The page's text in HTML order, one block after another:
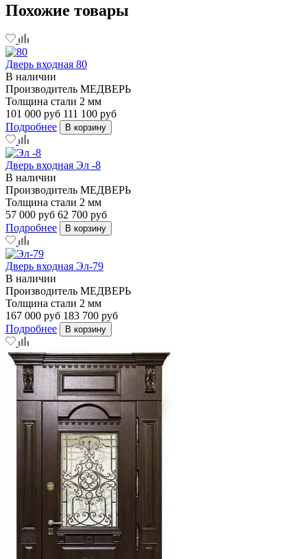
Похожие товары
Дверь входная 80
В наличии
Производитель МЕДВЕРЬ
Толщина стали 2 мм
101 000 руб 111 100 руб
Подробнее
В корзину
Дверь входная Эл -8
В наличии
Производитель МЕДВЕРЬ
Толщина стали 2 мм
57 000 руб 62 700 руб
Подробнее
В корзину
Дверь входная Эл-79
В наличии
Производитель МЕДВЕРЬ
Толщина стали 2 мм
167 000 руб 183 700 руб
Подробнее
В корзину